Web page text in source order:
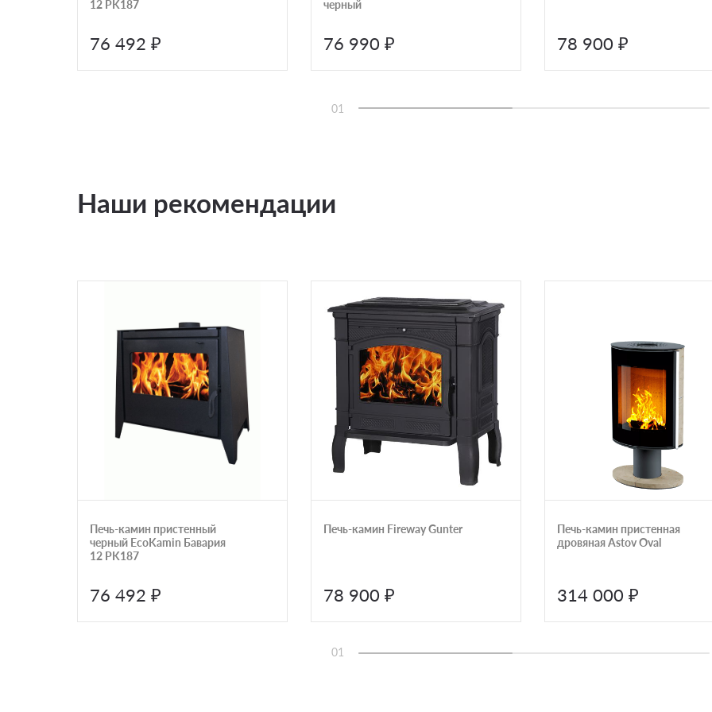
12 PK187
76 492 ₽
черный
76 990 ₽ 78 900 ₽
01
Наши рекомендации
Печь-камин пристенный
черный EcoKamin Бавария
12 PK187
76 492 ₽
Печь-камин Fireway Gunter
78 900 ₽
Печь-камин пристенная
дровяная Astov Oval
314 000 ₽
01